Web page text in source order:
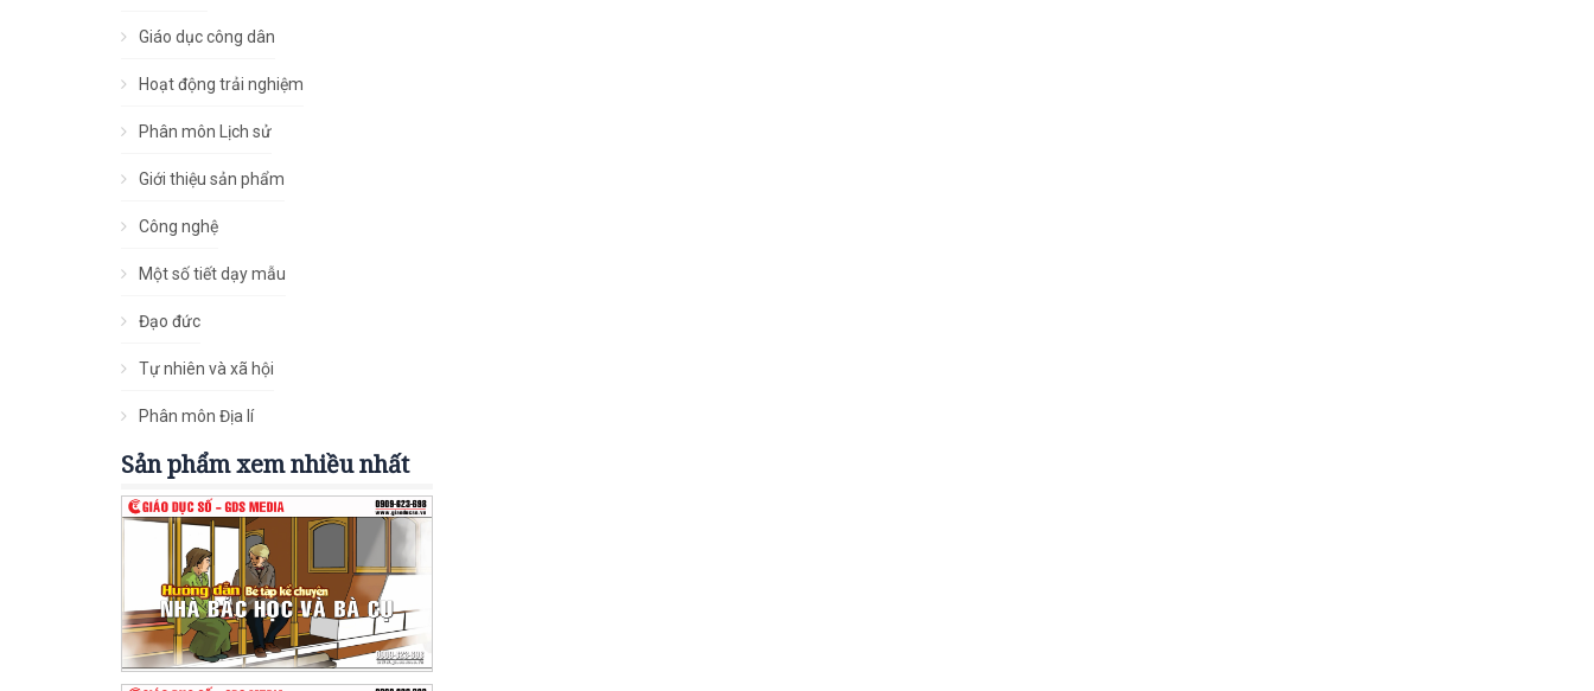
Giáo dục công dân
Hoạt động trải nghiệm
Phân môn Lịch sử
Giới thiệu sản phẩm
Công nghệ
Một số tiết dạy mẫu
Đạo đức
Tự nhiên và xã hội
Phân môn Địa lí
Sản phẩm xem nhiều nhất